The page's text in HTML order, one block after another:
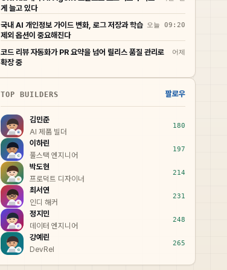
게 늘고 있다
국내 AI 개인정보 가이드 변화, 로그 저장과 학습
제외 옵션이 중요해진다
오늘 09:20
코드 리뷰 자동화가 PR 요약을 넘어 릴리스 품질 관리로
확장 중
어제
TOP BUILDERS 팔로우
김민준
AI 제품 빌더
180
이하린
풀스택 엔지니어
197
박도현
프로덕트 디자이너
214
최서연
인디 해커
231
정지민
데이터 엔지니어
248
강예린
DevRel
265